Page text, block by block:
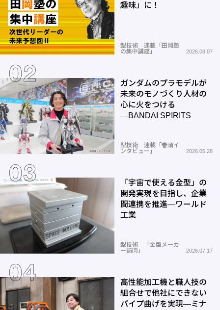
趣味」に！
型技術 連載「田岡塾
の集中講座」
2026.08.07
ガンダムのプラモデルが
未来のモノづくり人材の
心に火をつける
―BANDAI SPIRITS
型技術 連載「巻頭イ
ンタビュー」
2026.05.28
「宇宙で使える金型」の
開発実現を目指し、企業
間連携を推進―ワールド
工業
型技術 「金型メーカ
ー訪問」
2026.07.17
高性能加工機と職人技の
組合せで他社にできない
パイプ曲げを実現―ミナ